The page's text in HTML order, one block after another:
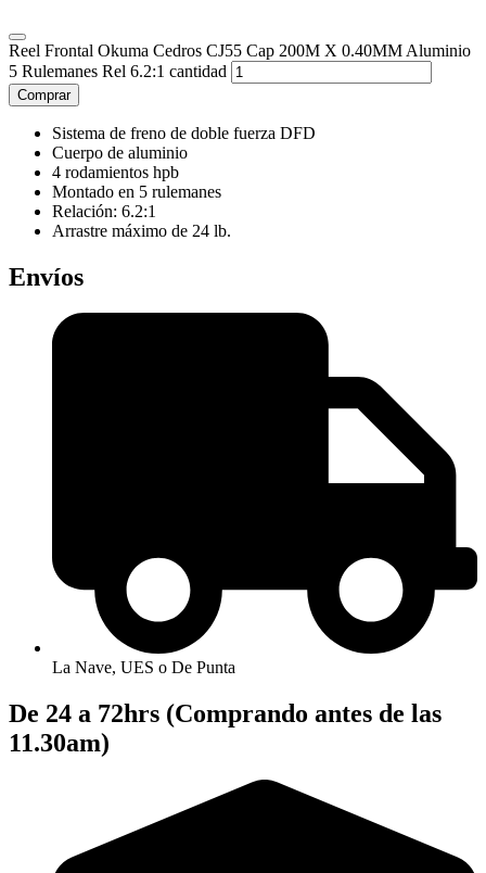
Reel Frontal Okuma Cedros CJ55 Cap 200M X 0.40MM Aluminio
5 Rulemanes Rel 6.2:1 cantidad
Comprar
Sistema de freno de doble fuerza DFD
Cuerpo de aluminio
4 rodamientos hpb
Montado en 5 rulemanes
Relación: 6.2:1
Arrastre máximo de 24 lb.
Envíos
La Nave, UES o De Punta
De 24 a 72hrs (Comprando antes de las
11.30am)